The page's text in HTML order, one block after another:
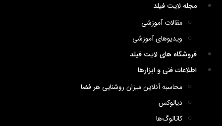
مجله لایت فیلد
مقالات آموزشی
ویدیوهای آموزشی
فروشگاه های لایت فیلد
اطلاعات فنی و ابزارها
محاسبه آنلاین میزان روشنایی هر فضا
دیالوکس
کاتالوگ‌ها